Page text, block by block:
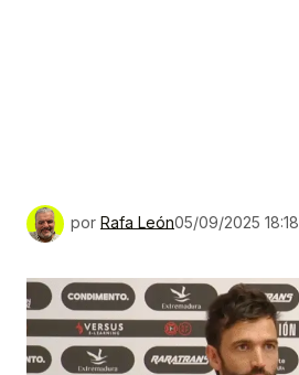
por Rafa León05/09/2025 18:18